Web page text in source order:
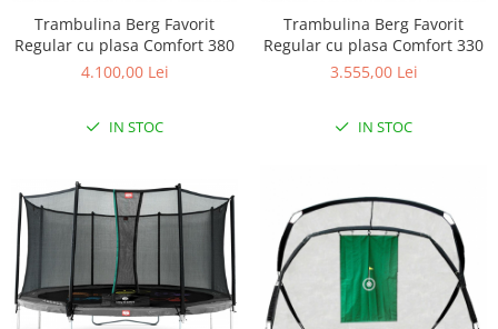
Lenjerie patuturi tineret
Baldachin patut
Perne copii si mamici
Comode copii
Bariere de protectie pat
Porti de siguranta
Dulap si cutii jucarii
Sac de dormit copii
Trambulina Berg Favorit
Regular cu plasa Comfort 380
4.100,00 Lei
IN STOC
Trambulina Berg Favorit
Regular cu plasa Comfort 330
3.555,00 Lei
IN STOC